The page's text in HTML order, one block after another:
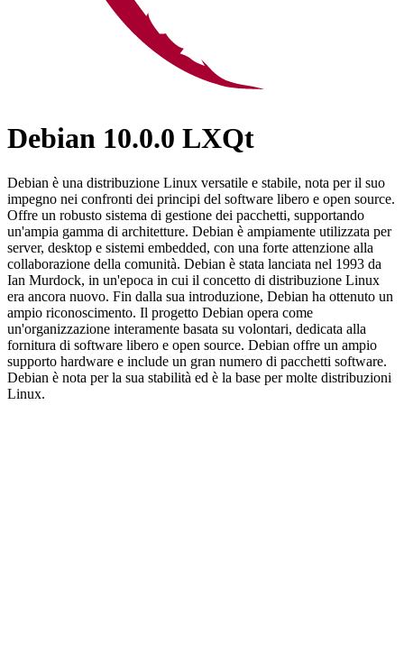
Debian 10.0.0 LXQt
Debian è una distribuzione Linux versatile e stabile, nota per il suo
impegno nei confronti dei principi del software libero e open source.
Offre un robusto sistema di gestione dei pacchetti, supportando
un'ampia gamma di architetture. Debian è ampiamente utilizzata per
server, desktop e sistemi embedded, con una forte attenzione alla
collaborazione della comunità. Debian è stata lanciata nel 1993 da
Ian Murdock, in un'epoca in cui il concetto di distribuzione Linux
era ancora nuovo. Fin dalla sua introduzione, Debian ha ottenuto un
ampio riconoscimento. Il progetto Debian opera come
un'organizzazione interamente basata su volontari, dedicata alla
fornitura di software libero e open source. Debian offre un ampio
supporto hardware e include un gran numero di pacchetti software.
Debian è nota per la sua stabilità ed è la base per molte distribuzioni
Linux.